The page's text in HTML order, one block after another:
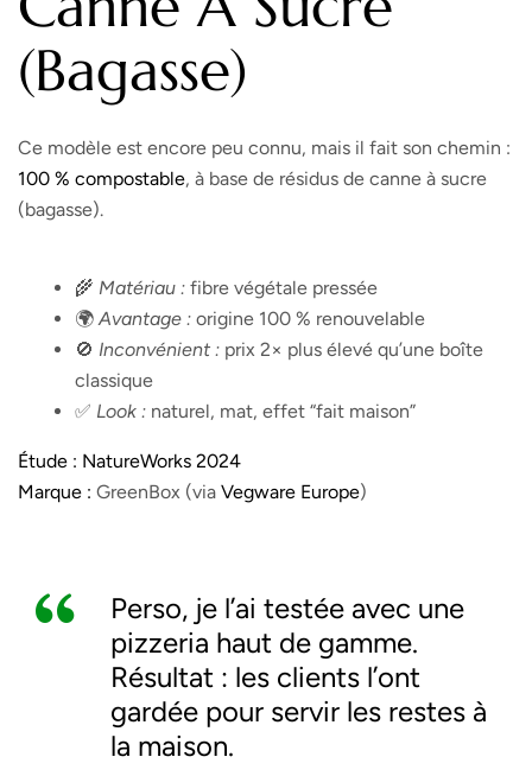
(bagasse)
Ce modèle est encore peu connu, mais il fait son chemin :
100 % compostable, à base de résidus de canne à sucre
(bagasse).
🌾 Matériau : fibre végétale pressée
🌍Avantage : origine 100 % renouvelable
🚫 Inconvénient : prix 2× plus élevé qu’une boîte
classique
✅ Look : naturel, mat, effet “fait maison”
Étude : NatureWorks 2024
Marque : GreenBox (via Vegware Europe)
Perso, je l’ai testée avec une
pizzeria haut de gamme.
Résultat : les clients l’ont
gardée pour servir les restes à
la maison.